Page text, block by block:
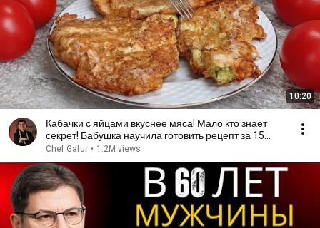
10:20
Кабачки с яйцами вкуснее мяса! Мало кто знает
секрет! Бабушка научила готовить рецепт за 15
минут
Chef Gafur • 1.2M views